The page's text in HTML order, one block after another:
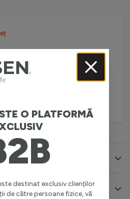
la:
O PLATFORMĂ
destinat exclusiv clienților
de către persoane fizice, vă